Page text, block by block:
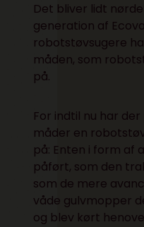
Det bliver lidt
generation af
robotstøvsugere
måden, som
på.
For indtil nu har
måder en
på: Enten i form af
påført, som den
som de mere
våde gulvmopper
og blev kørt